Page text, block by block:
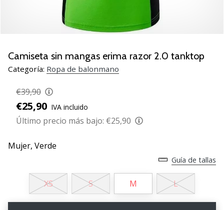
Accelerate
SQD
Descubre
las
actualizaciones
y…
25. 11. 2024
2 min. de lectura
Camiseta sin mangas erima razor 2.0 tanktop
Categoría: Ropa de balonmano
€39,90
€25,90 IVA incluido
Último precio más bajo: €25,90
Mujer, Verde
Guía de tallas
XS S M L